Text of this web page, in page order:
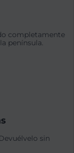
completamente
península.
sin